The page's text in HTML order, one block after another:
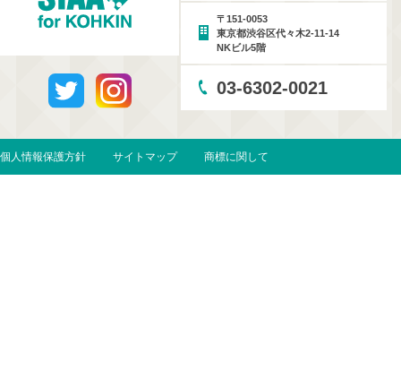
〒151-0053
東京都渋谷区代々木2-11-14
NKビル5階
03-6302-0021
個人情報保護方針 サイトマップ 商標に関して